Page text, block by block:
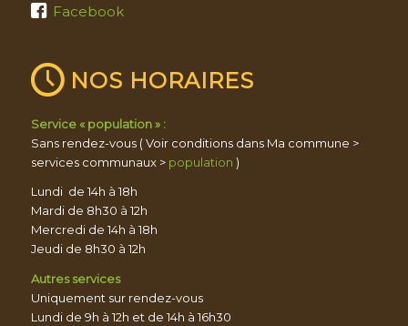
Facebook
NOS HORAIRES
Service « population » :
Sans rendez-vous ( Voir conditions dans Ma commune >
services communaux > population )
Lundi de 14h à 18h
Mardi de 8h30 à 12h
Mercredi de 14h à 18h
Jeudi de 8h30 à 12h
Autres services
Uniquement sur rendez-vous
Lundi de 9h à 12h et de 14h à 16h30